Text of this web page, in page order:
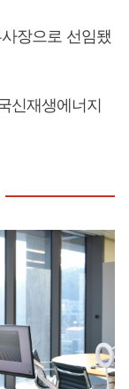
장으로 선임됐
신재생에너지